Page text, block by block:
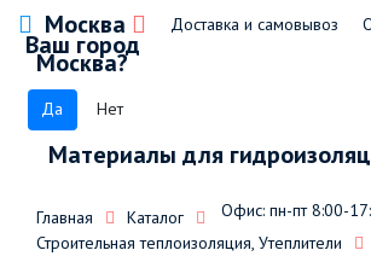
Москва
Ваш город
Москва?
Да Нет
Доставка и самовывоз
Материалы для
Офис: пн-пт 8:00-
Главная
Каталог
Строительная теплоизоляция, Утеплители